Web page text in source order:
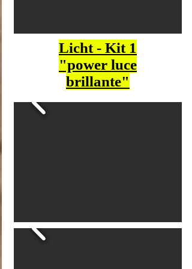
Licht - Kit 1
"power luce
brillante"